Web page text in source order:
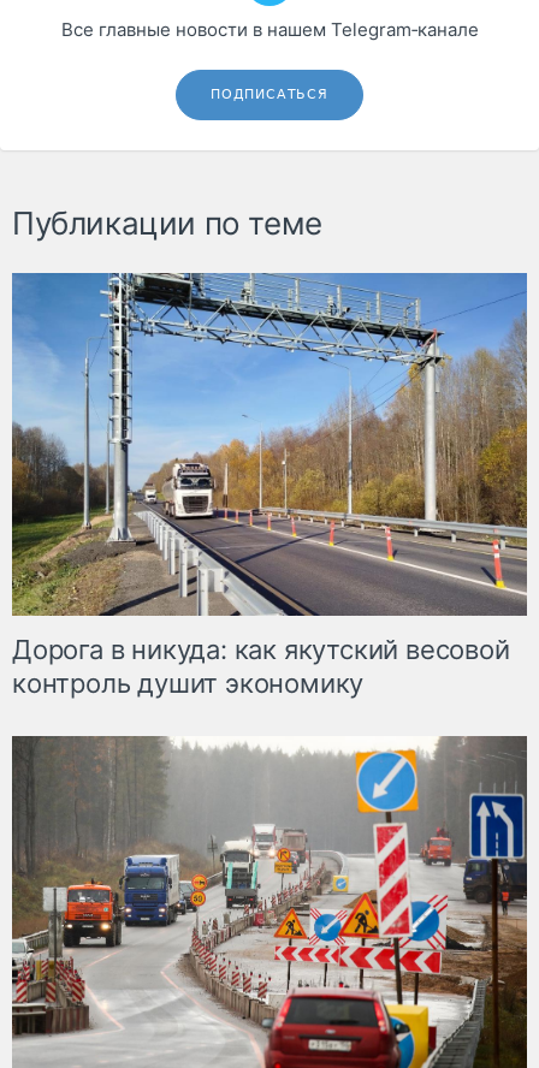
Все главные новости в нашем Telegram‑канале
ПОДПИСАТЬСЯ
Публикации по теме
Дорога в никуда: как якутский весовой
контроль душит экономику